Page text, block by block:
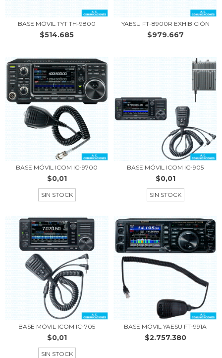
BASE MÓVIL TYT TH-9800
$514.685
YAESU FT-8900R EXHIBICIÓN
$979.667
BASE MÓVIL ICOM IC-9700
$0,01
SIN STOCK
BASE MÓVIL ICOM IC-905
$0,01
SIN STOCK
BASE MÓVIL ICOM IC-705
$0,01
SIN STOCK
BASE MÓVIL YAESU FT-991A
$2.757.380